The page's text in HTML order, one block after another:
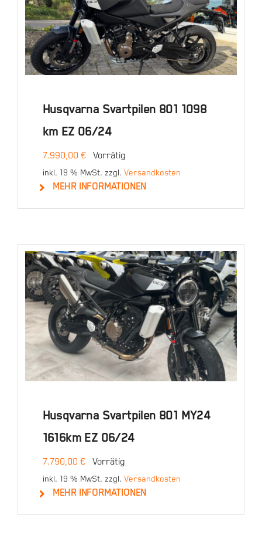
In den Warenkorb Details
Husqvarna Svartpilen 801 1098
km EZ 06/24
7.990,00 € Vorrätig
inkl. 19 % MwSt. zzgl. Versandkosten
MEHR INFORMATIONEN
Husqvarna Svartpilen 801 MY24
1616km EZ 06/24
7.790,00 € Vorrätig
inkl. 19 % MwSt. zzgl. Versandkosten
MEHR INFORMATIONEN